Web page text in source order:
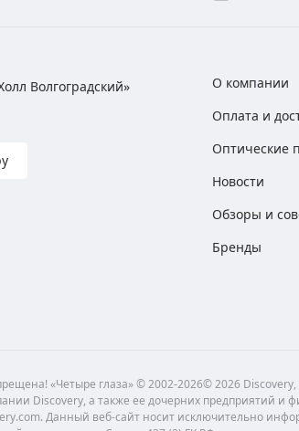
Волгоградский»
О компании
Оплата и
Оптические
Новости
Обзоры и
Бренды
«Четыре глаза» © 2002-2026© 2026
Discovery, а также ее дочерних предприятий и
Данный веб-сайт носит исключительно